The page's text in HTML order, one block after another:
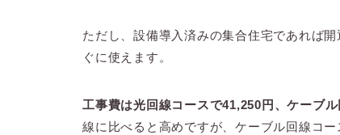
ただし、設備導入済みの集合住宅であれば
ぐに使えます。
工事費は光回線コースで41,250円、ケーブ
線に比べると高めですが、ケーブル回線コ